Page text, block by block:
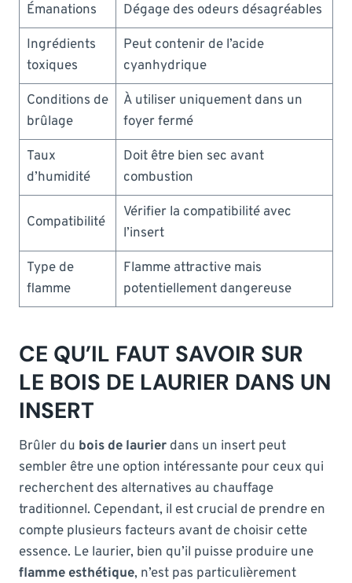
Émanations
Dégage des odeurs désagréables
Ingrédients
toxiques
Peut contenir de l’acide
cyanhydrique
Conditions de
brûlage
À utiliser uniquement dans un
foyer fermé
Taux
d’humidité
Doit être bien sec avant
combustion
Compatibilité
Vérifier la compatibilité avec
l’insert
Type de
flamme
Flamme attractive mais
potentiellement dangereuse
CE QU’IL FAUT SAVOIR SUR
LE BOIS DE LAURIER DANS UN
INSERT
Brûler du bois de laurier dans un insert peut
sembler être une option intéressante pour ceux qui
recherchent des alternatives au chauffage
traditionnel. Cependant, il est crucial de prendre en
compte plusieurs facteurs avant de choisir cette
essence. Le laurier, bien qu’il puisse produire une
flamme esthétique, n’est pas particulièrement